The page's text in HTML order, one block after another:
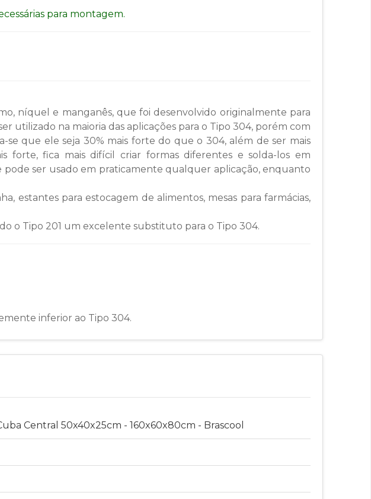
para montagem.
níquel e manganês, que foi desenvolvido originalmente para
utilizado na maioria das aplicações para o Tipo 304, porém com
se que ele seja 30% mais forte do que o 304, além de ser mais
forte, fica mais difícil criar formas diferentes e solda-los em
pode ser usado em praticamente qualquer aplicação, enquanto
estantes para estocagem de alimentos, mesas para farmácias,
o Tipo 201 um excelente substituto para o Tipo 304.
inferior ao Tipo 304.
Central 50x40x25cm - 160x60x80cm - Brascool